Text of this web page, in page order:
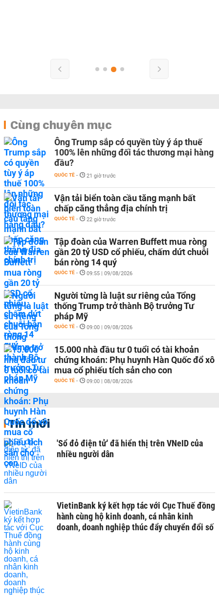
Cùng chuyên mục
Ông Trump sắp có quyền tùy ý áp thuế
100% lên những đối tác thương mại hàng
đầu?
QUỐC TẾ - 21 giờ trước
Vận tải biển toàn cầu tăng mạnh bất
chấp căng thẳng địa chính trị
QUỐC TẾ - 22 giờ trước
Tập đoàn của Warren Buffett mua ròng
gần 20 tỷ USD cổ phiếu, chấm dứt chuỗi
bán ròng 14 quý
QUỐC TẾ - 09:55 | 09/08/2026
Người từng là luật sư riêng của Tổng
thống Trump trở thành Bộ trưởng Tư
pháp Mỹ
QUỐC TẾ - 09:00 | 09/08/2026
15.000 nhà đầu tư 0 tuổi có tài khoản
chứng khoán: Phụ huynh Hàn Quốc đổ xô
mua cổ phiếu tích sản cho con
QUỐC TẾ - 09:00 | 08/08/2026
Tin mới
'Sổ đỏ điện tử' đã hiển thị trên VNeID của
nhiều người dân
VietinBank ký kết hợp tác với Cục Thuế đồng
hành cùng hộ kinh doanh, cá nhân kinh
doanh, doanh nghiệp thúc đẩy chuyển đổi số